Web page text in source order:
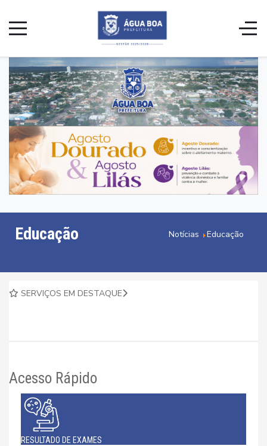
Educação Notícias Educação
SERVIÇOS EM DESTAQUE
Acesso Rápido
RESULTADO DE EXAMES